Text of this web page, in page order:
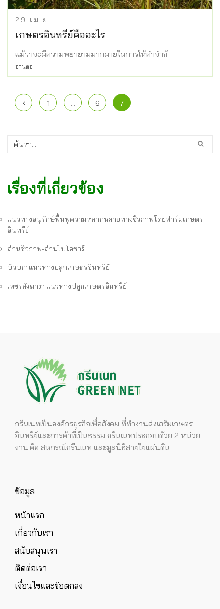
29 เม.ย.
เกษตรอินทรีย์คืออะไร
แม้ว่าจะมีความพยายามมากมายในการให้คำจำกั
อ่านต่อ
1 … 6 7
เรื่องที่เกี่ยวข้อง
แนวทางอนุรักษ์ฟื้นฟูความหลากหลายทางชีวภาพโดยฟาร์มเกษตร
อินทรีย์
ถ่านชีวภาพ-ถ่านไบโอชาร์
บัวบก: แนวทางปลูกเกษตรอินทรีย์
เพชรสังฆาต: แนวทางปลูกเกษตรอินทรีย์
กรีนเนทเป็นองค์กรธุรกิจเพื่อสังคม ที่ทำงานส่งเสริมเกษตร
อินทรีย์และการค้าที่เป็นธรรม กรีนเนทประกอบด้วย 2 หน่วย
งาน คือ สหกรณ์กรีนเนท และมูลนิธิสายใยแผ่นดิน
ข้อมูล
หน้าแรก
เกี่ยวกับเรา
สนับสนุนเรา
ติดต่อเรา
เงื่อนไขและข้อตกลง